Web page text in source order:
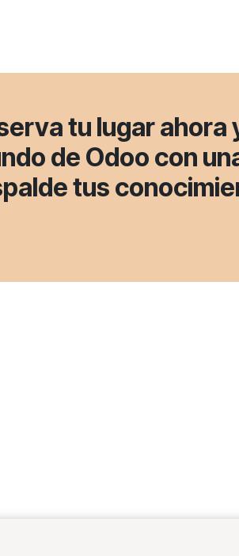
tu lugar ahora
de Odoo con
tus